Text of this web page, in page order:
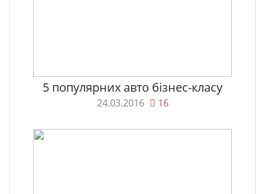
5 популярних авто бізнес-класу
24.03.2016 16